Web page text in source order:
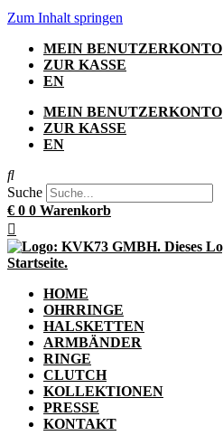
Zum Inhalt springen
MEIN BENUTZERKONTO
ZUR KASSE
EN
MEIN BENUTZERKONTO
ZUR KASSE
EN
Suche
€ 0 0 Warenkorb
HOME
OHRRINGE
HALSKETTEN
ARMBÄNDER
RINGE
CLUTCH
KOLLEKTIONEN
PRESSE
KONTAKT